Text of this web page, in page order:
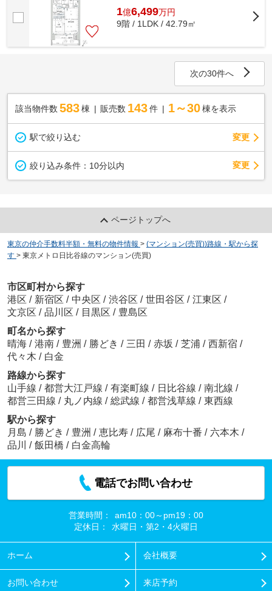
1億6,499万円
9階 / 1LDK / 42.79㎡
次の30件へ
該当物件数 583棟 販売数 143 件 1～30 棟を表示
駅で絞り込む 変更
絞り込み条件： 10分以内 変更
ページトップへ
東京の仲介手数料半額・無料の物件情報 > (マンション(売買))路線・駅から探
す > 東京メトロ日比谷線のマンション(売買)
市区町村から探す
港区 / 新宿区 / 中央区 / 渋谷区 / 世田谷区 / 江東区 /
文京区 / 品川区 / 目黒区 / 豊島区
町名から探す
晴海 / 港南 / 豊洲 / 勝どき / 三田 / 赤坂 / 芝浦 / 西新宿 /
代々木 / 白金
路線から探す
山手線 / 都営大江戸線 / 有楽町線 / 日比谷線 / 南北線 /
都営三田線 / 丸ノ内線 / 総武線 / 都営浅草線 / 東西線
駅から探す
月島 / 勝どき / 豊洲 / 恵比寿 / 広尾 / 麻布十番 / 六本木 /
品川
/ 飯田橋 / 白金高輪
電話でお問い合わせ
営業時間：
am10：00～pm19：00
定休日：
水曜日・第2・4火曜日
ホーム 会社概要
お問い合わせ 来店予約